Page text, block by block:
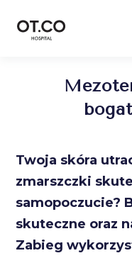
Twoja skóra
zmarszczki
samopoczucie?
skuteczne oraz
Zabieg